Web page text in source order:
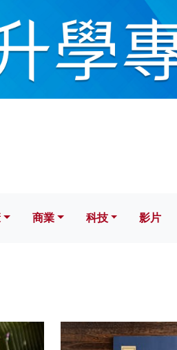
科技 影片
商業 科技 影片